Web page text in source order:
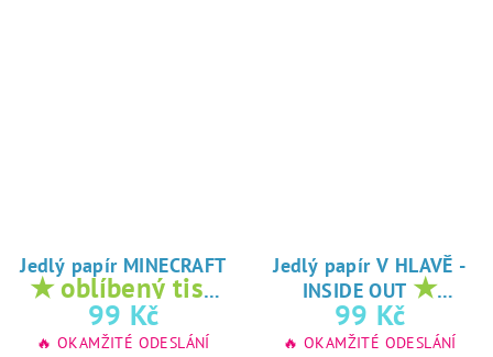
Jedlý papír MINECRAFT
★ oblíbený tisk
na jedlý papír
99 Kč
🔥 OKAMŽITÉ ODESLÁNÍ
Jedlý papír V HLAVĚ -
INSIDE OUT ★
oblíbený tisk na
jedlý papír
99 Kč
🔥 OKAMŽITÉ ODESLÁNÍ